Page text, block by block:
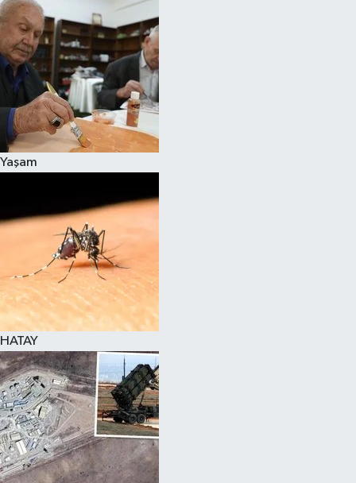
Yaşam
HATAY
Spor
Teknoloji
Yaşam